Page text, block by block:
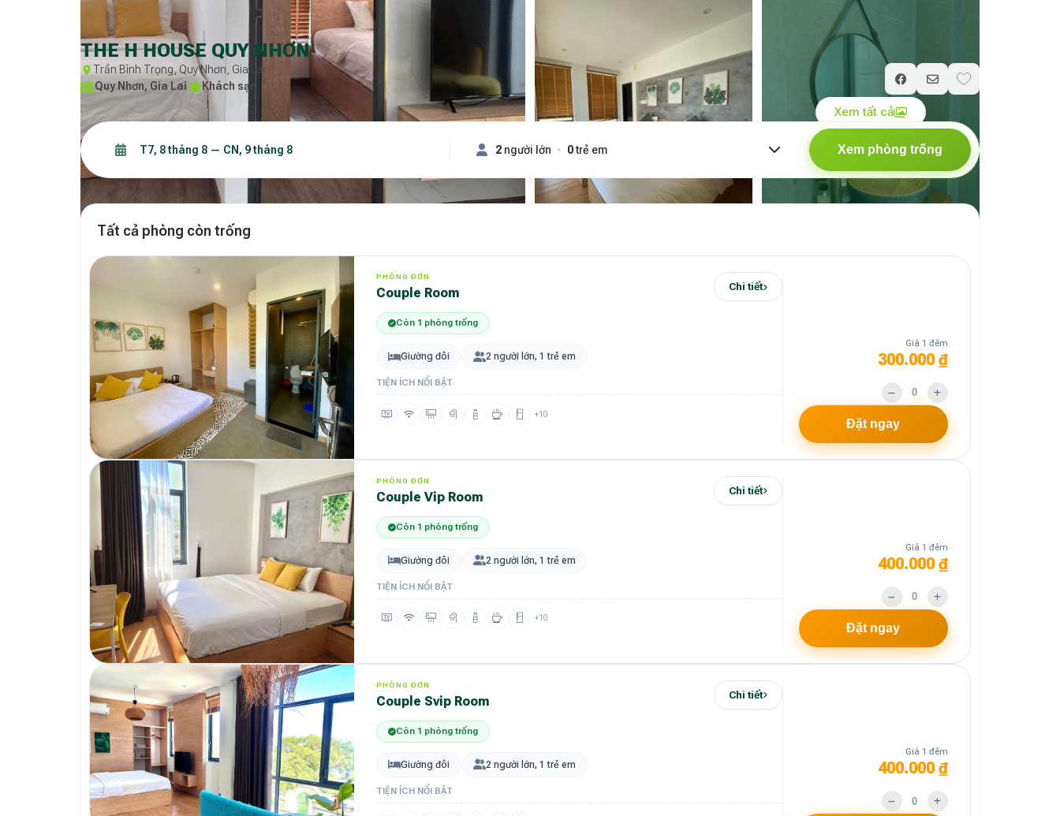
Xem tất cả
THE H HOUSE QUY NHƠN
Trần Bình Trọng, Quy Nhơn, Gia Lai
Quy Nhơn, Gia Lai· Khách sạn
300.000
2 người lớn 0trẻ em Xem phòng trống
Tất cả phòng còn trống
PHÒNG ĐƠN
Couple Room Chi tiết
Còn 1 phòng trống
Giường đôi 2 người lớn, 1 trẻ em
TIỆN ÍCH NỔI BẬT
+10
Giá 1 đêm
300.000 ₫
Đặt ngay
PHÒNG ĐƠN
Couple Vip Room Chi tiết
Còn 1 phòng trống
Giường đôi 2 người lớn, 1 trẻ em
TIỆN ÍCH NỔI BẬT
+10
Giá 1 đêm
400.000 ₫
Đặt ngay
PHÒNG ĐƠN
Couple Svip Room Chi tiết
Còn 1 phòng trống
Giường đôi 2 người lớn, 1 trẻ em
TIỆN ÍCH NỔI BẬT
Giá 1 đêm
400.000 ₫